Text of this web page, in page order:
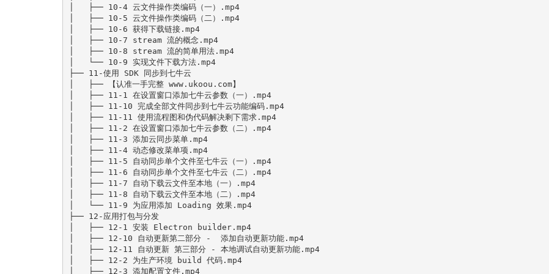
│   ├── 10-4 云文件操作类编码（一）.mp4
│   ├── 10-5 云文件操作类编码（二）.mp4
│   ├── 10-6 获得下载链接.mp4
│   ├── 10-7 stream 流的概念.mp4
│   ├── 10-8 stream 流的简单用法.mp4
│   └── 10-9 实现文件下载方法.mp4
├── 11-使用 SDK 同步到七牛云
│   ├── 【认准一手完整 www.ukoou.com】
│   ├── 11-1 在设置窗口添加七牛云参数（一）.mp4
│   ├── 11-10 完成全部文件同步到七牛云功能编码.mp4
│   ├── 11-11 使用流程图和伪代码解决剩下需求.mp4
│   ├── 11-2 在设置窗口添加七牛云参数（二）.mp4
│   ├── 11-3 添加云同步菜单.mp4
│   ├── 11-4 动态修改菜单项.mp4
│   ├── 11-5 自动同步单个文件至七牛云（一）.mp4
│   ├── 11-6 自动同步单个文件至七牛云（二）.mp4
│   ├── 11-7 自动下载云文件至本地（一）.mp4
│   ├── 11-8 自动下载云文件至本地（二）.mp4
│   └── 11-9 为应用添加 Loading 效果.mp4
├── 12-应用打包与分发
│   ├── 12-1 安装 Electron builder.mp4
│   ├── 12-10 自动更新第二部分 -  添加自动更新功能.mp4
│   ├── 12-11 自动更新 第三部分 - 本地调试自动更新功能.mp4
│   ├── 12-2 为生产环境 build 代码.mp4
│   ├── 12-3 添加配置文件.mp4